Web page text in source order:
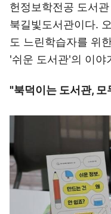
헌정보학전공 도서
북길빛도서관이다.
도 느린학습자를 위
'쉬운 도서관'의 이야
"북덕이는 도서관,